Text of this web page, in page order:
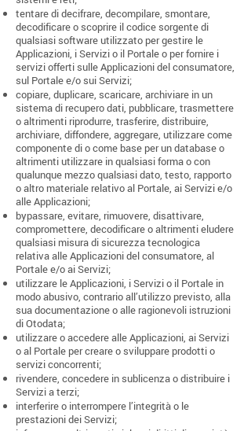
tentare di decifrare, decompilare, smontare,
decodificare o scoprire il codice sorgente di
qualsiasi software utilizzato per gestire le
Applicazioni, i Servizi o il Portale o per fornire i
servizi offerti sulle Applicazioni del consumatore,
sul Portale e/o sui Servizi;
copiare, duplicare, scaricare, archiviare in un
sistema di recupero dati, pubblicare, trasmettere
o altrimenti riprodurre, trasferire, distribuire,
archiviare, diffondere, aggregare, utilizzare come
componente di o come base per un database o
altrimenti utilizzare in qualsiasi forma o con
qualunque mezzo qualsiasi dato, testo, rapporto
o altro materiale relativo al Portale, ai Servizi e/o
alle Applicazioni;
bypassare, evitare, rimuovere, disattivare,
compromettere, decodificare o altrimenti eludere
qualsiasi misura di sicurezza tecnologica
relativa alle Applicazioni del consumatore, al
Portale e/o ai Servizi;
utilizzare le Applicazioni, i Servizi o il Portale in
modo abusivo, contrario all’utilizzo previsto, alla
sua documentazione o alle ragionevoli istruzioni
di Otodata;
utilizzare o accedere alle Applicazioni, ai Servizi
o al Portale per creare o sviluppare prodotti o
servizi concorrenti;
rivendere, concedere in sublicenza o distribuire i
Servizi a terzi;
interferire o interrompere l’integrità o le
prestazioni dei Servizi;